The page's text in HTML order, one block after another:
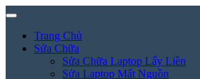
Trang Chủ
Sửa Chữa
Sửa Chữa Laptop Lấy Liền
Sửa Laptop Mất Nguồn